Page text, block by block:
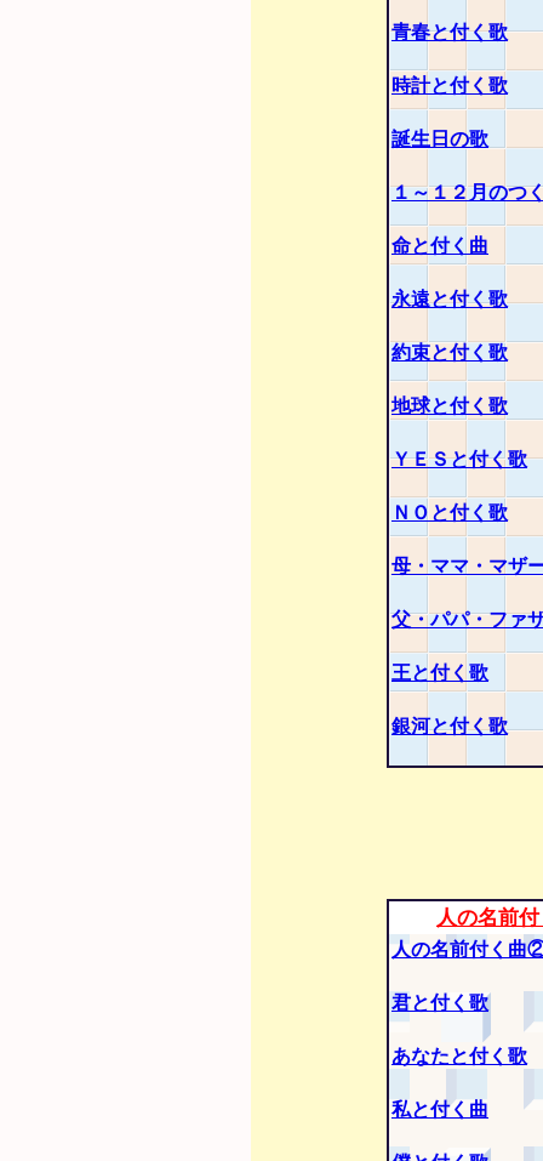
青春と付く歌
時計と付く歌
誕生日の歌
１～１２月のつ
命と付く曲
永遠と付く歌
約束と付く歌
地球と付く歌
ＹＥＳと付く歌
ＮＯと付く歌
母・ママ・マザ
父・パパ・ファ
王と付く歌
銀河と付く歌
人の名前
人の名前付く曲
君と付く歌
あなたと付く歌
私と付く曲